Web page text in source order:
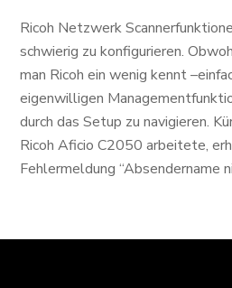
Ricoh Netzwerk
schwierig zu konfigurieren.
man Ricoh ein wenig kennt
eigenwilligen
durch das Setup zu navigieren.
Ricoh Aficio C2050 arbeitete,
Fehlermeldung “Absendername